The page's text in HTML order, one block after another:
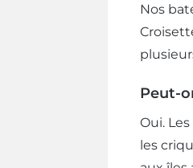
Nos
Peut-
Oui.
les